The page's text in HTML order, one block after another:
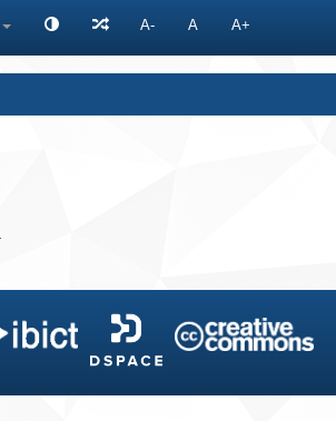
A- A A+